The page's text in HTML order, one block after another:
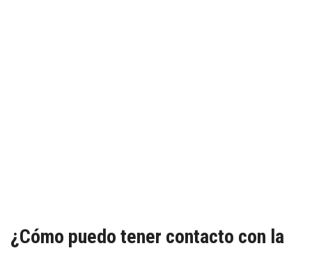
¿Cómo puedo tener contacto con la